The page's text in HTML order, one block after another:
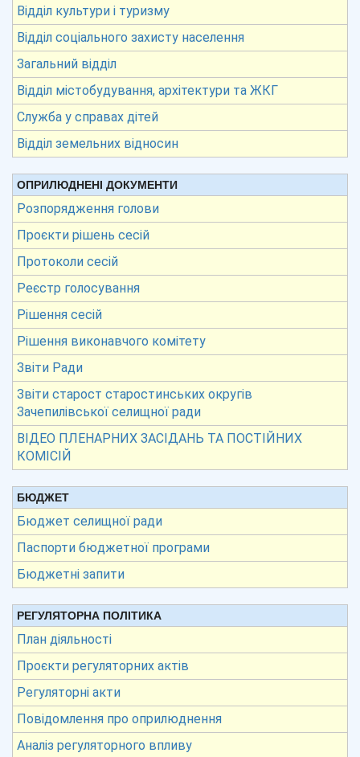
Відділ культури і туризму
Відділ соціального захисту населення
Загальний відділ
Відділ містобудування, архітектури та ЖКГ
Служба у справах дітей
Відділ земельних відносин
ОПРИЛЮДНЕНІ ДОКУМЕНТИ
Розпорядження голови
Проєкти рішень сесій
Протоколи сесій
Реєстр голосування
Рішення сесій
Рішення виконавчого комітету
Звіти Ради
Звіти старост старостинських округів
Зачепилівської селищної ради
ВІДЕО ПЛЕНАРНИХ ЗАСІДАНЬ ТА ПОСТІЙНИХ
КОМІСІЙ
БЮДЖЕТ
Бюджет селищної ради
Паспорти бюджетної програми
Бюджетні запити
РЕГУЛЯТОРНА ПОЛІТИКА
План діяльності
Проєкти регуляторних актів
Регуляторні акти
Повідомлення про оприлюднення
Аналіз регуляторного впливу